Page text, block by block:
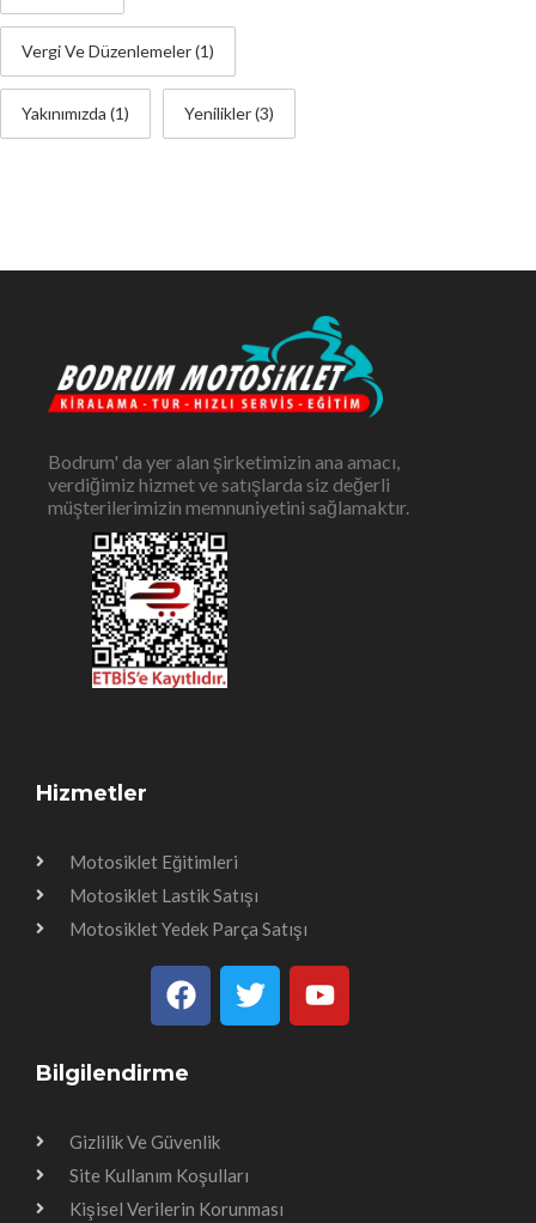
Vergi Ve Düzenlemeler(1)
Yakınımızda (1) Yenilikler(3)
Bodrum' da yer alan şirketimizin ana amacı,
verdiğimiz hizmet ve satışlarda siz değerli
müşterilerimizin memnuniyetini sağlamaktır.
Hizmetler
Motosiklet Eğitimleri
Motosiklet Lastik Satışı
Motosiklet Yedek Parça Satışı
Bilgilendirme
Gizlilik Ve Güvenlik
Site Kullanım Koşulları
Kişisel Verilerin Korunması